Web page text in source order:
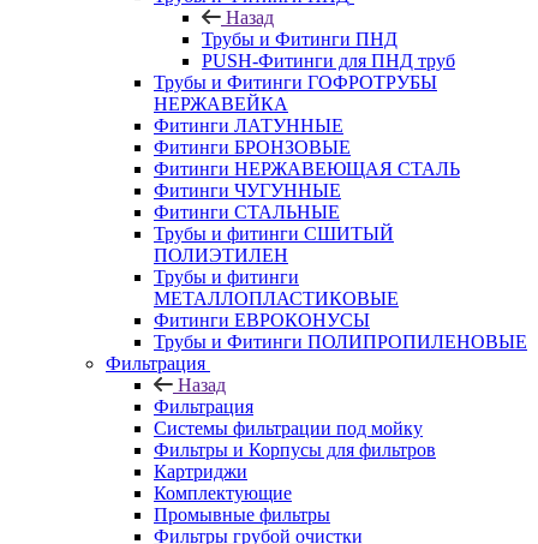
Назад
Трубы и Фитинги ПНД
PUSH-Фитинги для ПНД труб
Трубы и Фитинги ГОФРОТРУБЫ
НЕРЖАВЕЙКА
Фитинги ЛАТУННЫЕ
Фитинги БРОНЗОВЫЕ
Фитинги НЕРЖАВЕЮЩАЯ СТАЛЬ
Фитинги ЧУГУННЫЕ
Фитинги СТАЛЬНЫЕ
Трубы и фитинги СШИТЫЙ
ПОЛИЭТИЛЕН
Трубы и фитинги
МЕТАЛЛОПЛАСТИКОВЫЕ
Фитинги ЕВРОКОНУСЫ
Трубы и Фитинги ПОЛИПРОПИЛЕНОВЫЕ
Фильтрация
Назад
Фильтрация
Системы фильтрации под мойку
Фильтры и Корпусы для фильтров
Картриджи
Комплектующие
Промывные фильтры
Фильтры грубой очистки